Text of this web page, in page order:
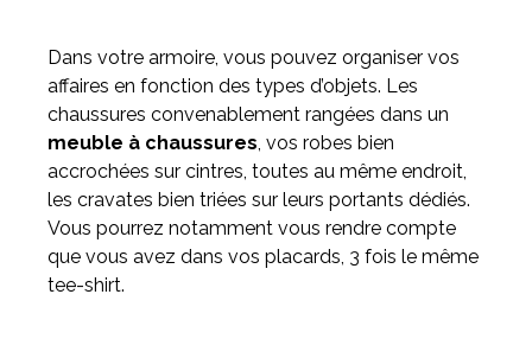
Dans votre armoire, vous pouvez organiser vos
affaires en fonction des types d’objets. Les
chaussures convenablement rangées dans un
meuble à chaussures, vos robes bien
accrochées sur cintres, toutes au même endroit,
les cravates bien triées sur leurs portants dédiés.
Vous pourrez notamment vous rendre compte
que vous avez dans vos placards, 3 fois le même
tee-shirt.